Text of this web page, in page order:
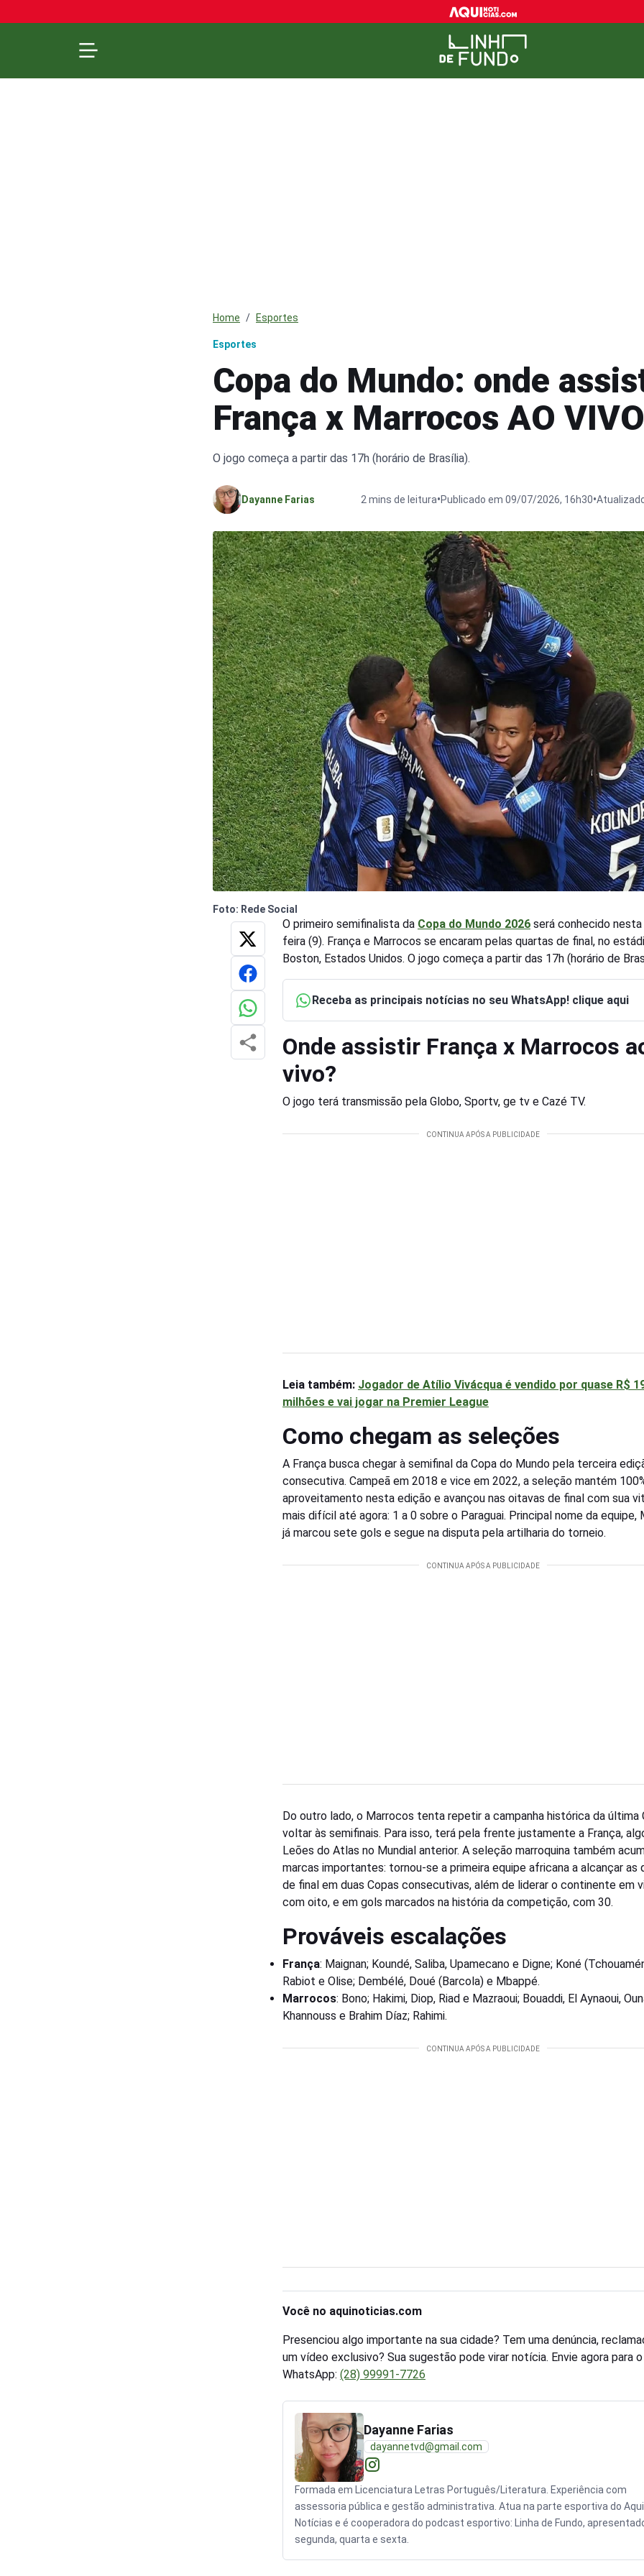
Home Esportes
Esportes
Copa do Mundo: onde
França x Marrocos AO VIVO
O jogo começa a partir das 17h (horário de Brasília).
Dayanne Farias 2 mins de leitura•Publicado em 09/07/2026, 16h30•
Foto: Rede Social
O primeiro semifinalista da Copa do Mundo 2026 será conhecido
feira (9). França e Marrocos se encaram pelas quartas de final, no
Boston, Estados Unidos. O jogo começa a partir das 17h (horário de
Receba as principais notícias no seu WhatsApp! clique aqui
Onde assistir França x Marrocos
vivo?
O jogo terá transmissão pela Globo, Sportv, ge tv e Cazé TV.
Leia também: Jogador de Atílio Vivácqua é vendido por quase R$
milhões e vai jogar na Premier League
Como chegam as seleções
A França busca chegar à semifinal da Copa do Mundo pela terceira
consecutiva. Campeã em 2018 e vice em 2022, a seleção mantém
aproveitamento nesta edição e avançou nas oitavas de final com sua
mais difícil até agora: 1 a 0 sobre o Paraguai. Principal nome da equipe,
já marcou sete gols e segue na disputa pela artilharia do torneio.
Do outro lado, o Marrocos tenta repetir a campanha histórica da última
voltar às semifinais. Para isso, terá pela frente justamente a França,
Leões do Atlas no Mundial anterior. A seleção marroquina também
marcas importantes: tornou-se a primeira equipe africana a alcançar as
de final em duas Copas consecutivas, além de liderar o continente em
com oito, e em gols marcados na história da competição, com 30.
Prováveis escalações
França: Maignan; Koundé, Saliba, Upamecano e Digne; Koné
Rabiot e Olise; Dembélé, Doué (Barcola) e Mbappé.
Marrocos: Bono; Hakimi, Diop, Riad e Mazraoui; Bouaddi, El Aynaoui,
Khannouss e Brahim Díaz; Rahimi.
Você no aquinoticias.com
Presenciou algo importante na sua cidade? Tem uma denúncia,
um vídeo exclusivo? Sua sugestão pode virar notícia. Envie agora para
WhatsApp: (28) 99991-7726
Dayanne Farias
dayannetvd@gmail.com
Formada em Licenciatura Letras Português/Literatura. Experiência com
assessoria pública e gestão administrativa. Atua na parte esportiva do Aqui
Notícias e é cooperadora do podcast esportivo: Linha de Fundo,
segunda, quarta e sexta.